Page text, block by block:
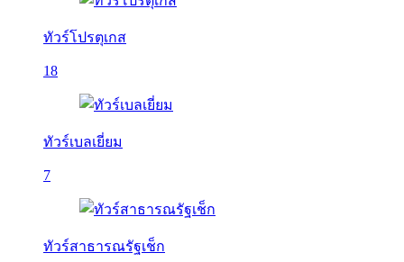
ทัวร์โปรตุเกส
18
ทัวร์เบลเยี่ยม
7
ทัวร์สาธารณรัฐเช็ก